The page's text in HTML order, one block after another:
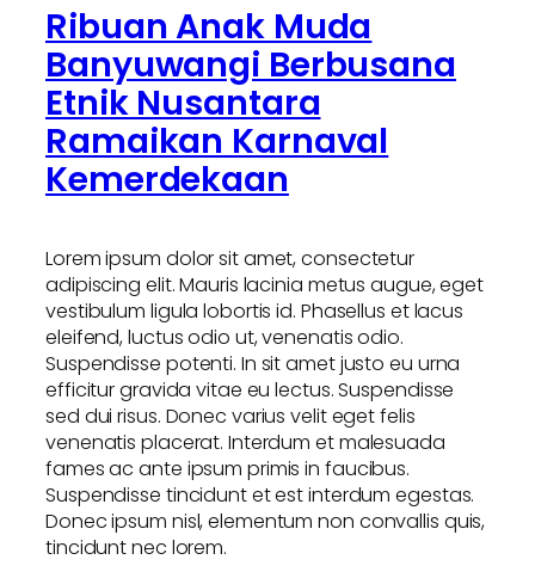
Ribuan Anak Muda
Banyuwangi Berbusana
Etnik Nusantara
Ramaikan Karnaval
Kemerdekaan
Lorem ipsum dolor sit amet, consectetur
adipiscing elit. Mauris lacinia metus augue, eget
vestibulum ligula lobortis id. Phasellus et lacus
eleifend, luctus odio ut, venenatis odio.
Suspendisse potenti. In sit amet justo eu urna
efficitur gravida vitae eu lectus. Suspendisse
sed dui risus. Donec varius velit eget felis
venenatis placerat. Interdum et malesuada
fames ac ante ipsum primis in faucibus.
Suspendisse tincidunt et est interdum egestas.
Donec ipsum nisl, elementum non convallis quis,
tincidunt nec lorem.